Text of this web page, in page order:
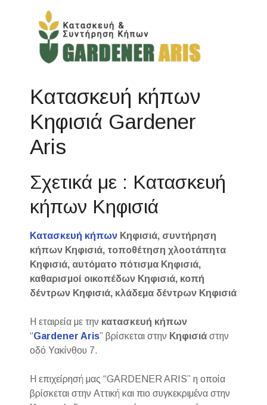
Κατασκευή κήπων
Κηφισιά Gardener
Aris
Σχετικά με : Κατασκευή
κήπων Κηφισιά
Κατασκευή κήπων Κηφισιά, συντήρηση
κήπων Κηφισιά, τοποθέτηση χλοοτάπητα
Κηφισιά, αυτόματο πότισμα Κηφισιά,
καθαρισμοί οικοπέδων Κηφισιά, κοπή
δέντρων Κηφισιά, κλάδεμα δέντρων Κηφισιά
Η εταιρεία με την κατασκευή κήπων
“Gardener Aris” βρίσκεται στην Κηφισιά στην
οδό Υακίνθου 7.
Η επιχείρησή μας “GARDENER ARIS” η οποία
βρίσκεται στην Αττική και πιο συγκεκριμένα στην